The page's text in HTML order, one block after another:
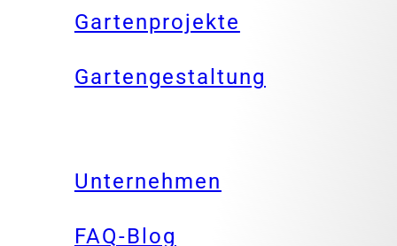
Gartenprojekte
Gartengestaltung
Unternehmen
FAQ-Blog